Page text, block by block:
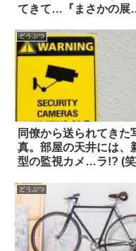
てきて…『まさかの展
どうぶつ
同僚から送られてきた
真。部屋の天井には、
型の監視カメ…ラ!? (
どうぶつ